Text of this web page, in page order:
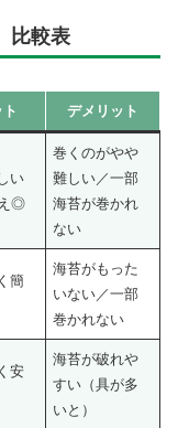
比較表
デメリット
い
◎
巻くのがやや
難しい／一部
海苔が巻かれ
ない
簡
海苔がもった
いない／一部
巻かれない
安
海苔が破れや
すい（具が多
いと）